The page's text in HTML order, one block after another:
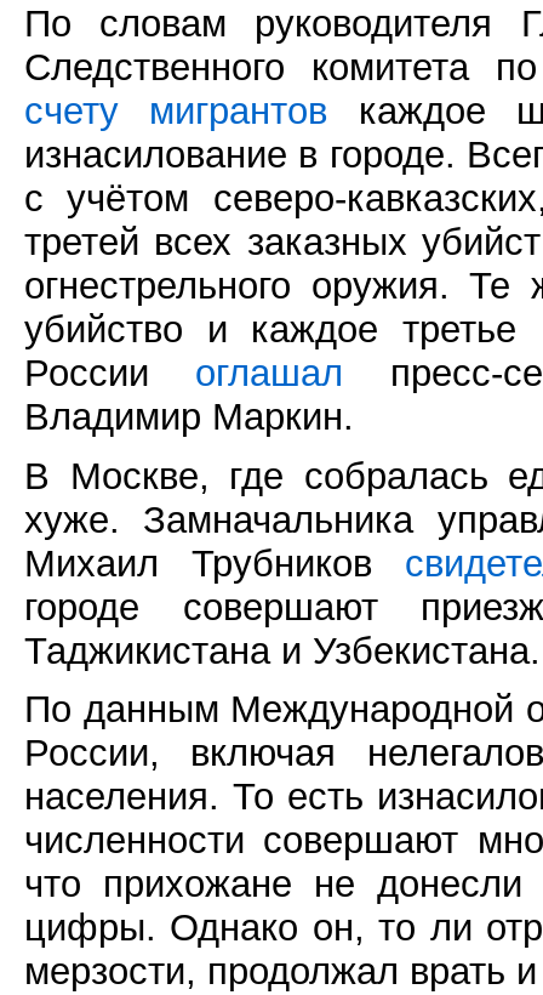
По словам руководителя
Следственного комитета
счету мигрантов каждое
изнасилование в городе.
с учётом северо-
третей всех заказных
огнестрельного оружия.
убийство и каждое
России оглашал пресс-
Владимир Маркин.
В Москве, где собралась
хуже. Замначальника
Михаил Трубников
городе совершают
Таджикистана и Узбекистана.
По данным Международной
России, включая
населения. То есть
численности совершают
что прихожане не
цифры. Однако он, то ли
мерзости, продолжал врать